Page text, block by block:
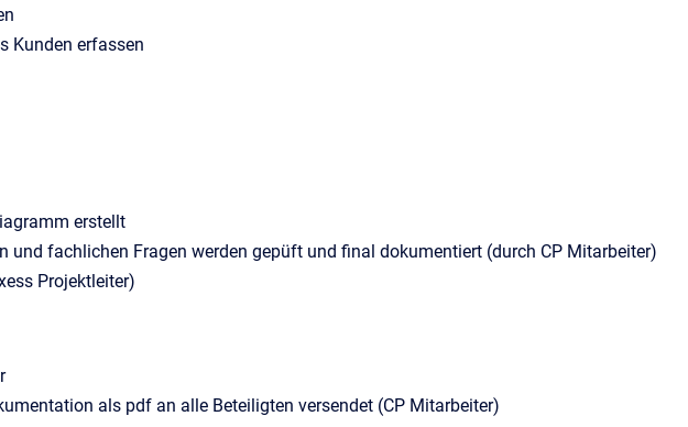
Kunden erfassen
erstellt
und fachlichen Fragen werden gepüft und final dokumentiert (durch CP Mitarbeiter)
Projektleiter)
als pdf an alle Beteiligten versendet (CP Mitarbeiter)